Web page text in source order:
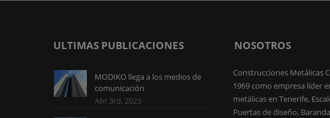
ULTIMAS PUBLICACIONES
MODIKO llega a los medios de
comunicación
Abr 3rd, 2023
NOSOTROS
Construcciones Metálicas
1969 como empresa líder
metálicas en Tenerife,
Puertas de diseño,